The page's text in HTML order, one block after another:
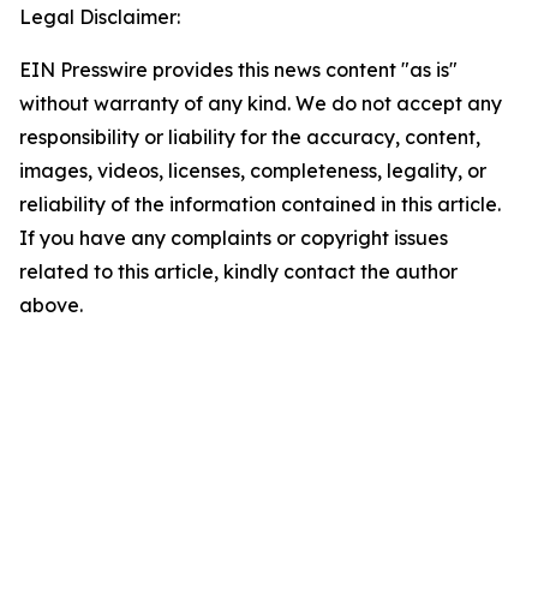
Legal Disclaimer:
EIN Presswire provides this news content "as is"
without warranty of any kind. We do not accept any
responsibility or liability for the accuracy, content,
images, videos, licenses, completeness, legality, or
reliability of the information contained in this article.
If you have any complaints or copyright issues
related to this article, kindly contact the author
above.